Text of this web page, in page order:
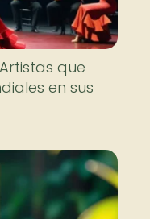
que
en sus